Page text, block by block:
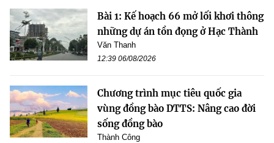
Bài 1: Kế hoạch 66 mở lối khơi thông
những dự án tồn đọng ở Hạc Thành
Văn Thanh
12:39 06/08/2026
Chương trình mục tiêu quốc gia
vùng đồng bào DTTS: Nâng cao đời
sống đồng bào
Thành Công